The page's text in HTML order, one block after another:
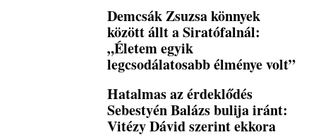
Demcsák Zsuzsa könnyek
között állt a Siratófalnál:
„Életem egyik
legcsodálatosabb élménye volt”
Hatalmas az érdeklődés
Sebestyén Balázs bulija iránt:
Vitézy Dávid szerint ekkora